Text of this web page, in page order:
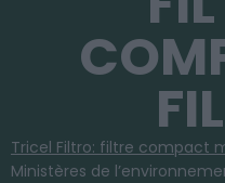
Tricel Filtro: filtre compact
Ministères de